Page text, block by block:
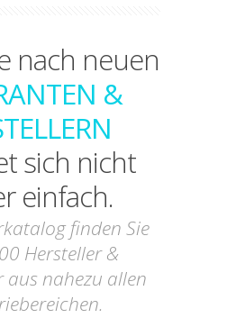
nach neuen
&
sich nicht
einfach.
finden Sie
Hersteller &
aus nahezu allen